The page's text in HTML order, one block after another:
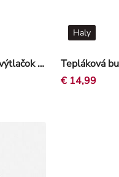
Tepláková bunda - Zadný výtlačok - Béžová
Haly
€ 14,99